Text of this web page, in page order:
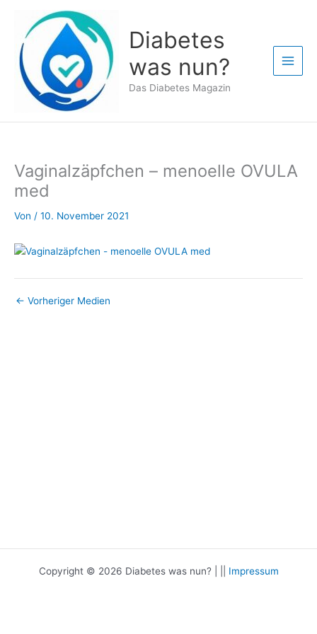
springen
Diabetes
was nun?
Das Diabetes Magazin
Vaginalzäpfchen – menoelle OVULA
med
Von / 10. November 2021
← Vorheriger Medien
Copyright © 2026 Diabetes was nun? | || Impressum